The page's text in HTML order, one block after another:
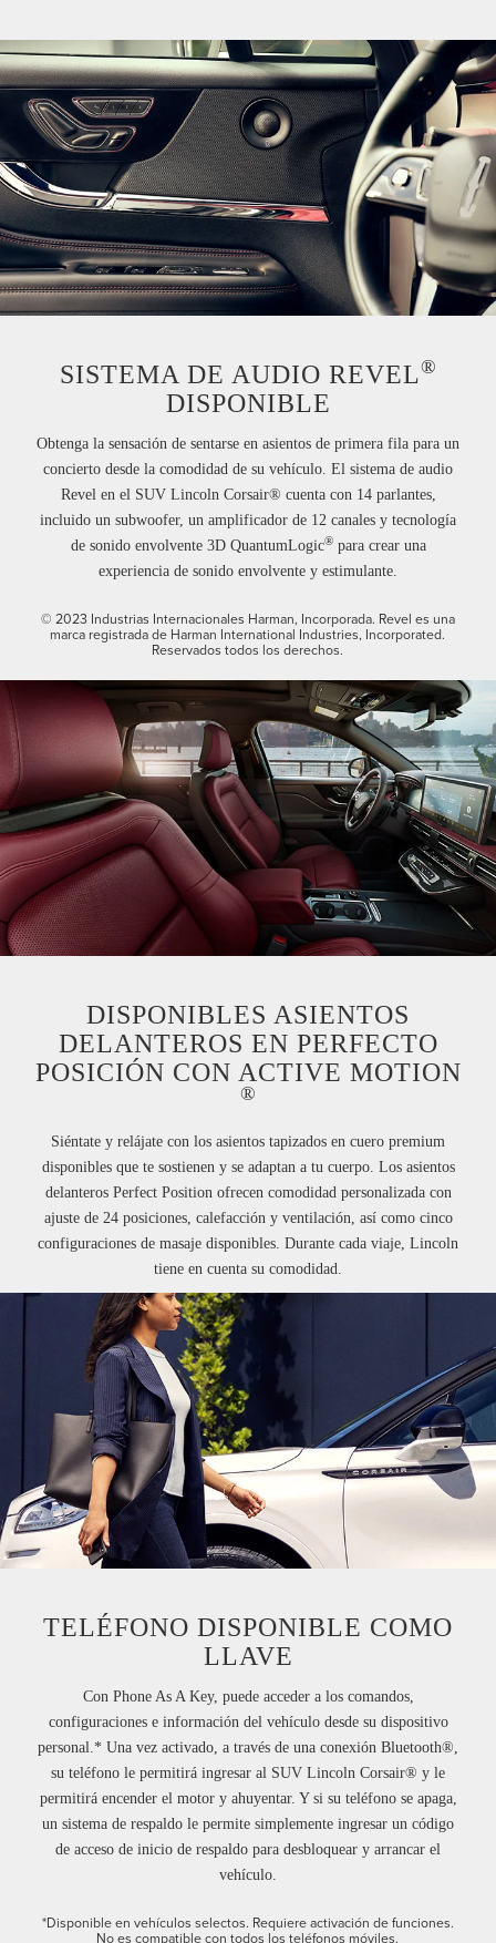
SISTEMA DE AUDIO REVEL®
DISPONIBLE
Obtenga la sensación de sentarse en asientos de primera fila para un
concierto desde la comodidad de su vehículo. El sistema de audio
Revel en el SUV Lincoln Corsair® cuenta con 14 parlantes,
incluido un subwoofer, un amplificador de 12 canales y tecnología
de sonido envolvente 3D QuantumLogic®para crear una
experiencia de sonido envolvente y estimulante.
© 2023 Industrias Internacionales Harman, Incorporada. Revel es una
marca registrada de Harman International Industries, Incorporated.
Reservados todos los derechos.
DISPONIBLES ASIENTOS
DELANTEROS EN PERFECTO
POSICIÓN CON ACTIVE MOTION
®
Siéntate y relájate con los asientos tapizados en cuero premium
disponibles que te sostienen y se adaptan a tu cuerpo. Los asientos
delanteros Perfect Position ofrecen comodidad personalizada con
ajuste de 24 posiciones, calefacción y ventilación, así como cinco
configuraciones de masaje disponibles. Durante cada viaje, Lincoln
tiene en cuenta su comodidad.
TELÉFONO DISPONIBLE COMO
LLAVE
Con Phone As A Key, puede acceder a los comandos,
configuraciones e información del vehículo desde su dispositivo
personal.* Una vez activado, a través de una conexión Bluetooth®,
su teléfono le permitirá ingresar al SUV Lincoln Corsair® y le
permitirá encender el motor y ahuyentar. Y si su teléfono se apaga,
un sistema de respaldo le permite simplemente ingresar un código
de acceso de inicio de respaldo para desbloquear y arrancar el
vehículo.
*Disponible en vehículos selectos. Requiere activación de funciones.
No es compatible con todos los teléfonos móviles.